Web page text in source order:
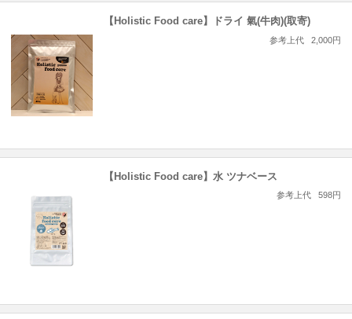
【Holistic Food care】ドライ 氣(牛肉)(取寄)
参考上代 2,000円
【Holistic Food care】水 ツナベース
参考上代 598円